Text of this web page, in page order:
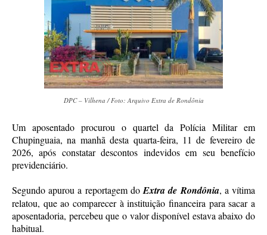
DPC – Vilhena / Foto: Arquivo Extra de Rondônia
Um aposentado procurou o quartel da Polícia Militar em
Chupinguaia, na manhã desta quarta-feira, 11 de fevereiro de
2026, após constatar descontos indevidos em seu benefício
previdenciário.
Segundo apurou a reportagem doExtra de Rondônia, a vítima
relatou, que ao comparecer à instituição financeira para sacar a
aposentadoria, percebeu que o valor disponível estava abaixo do
habitual.